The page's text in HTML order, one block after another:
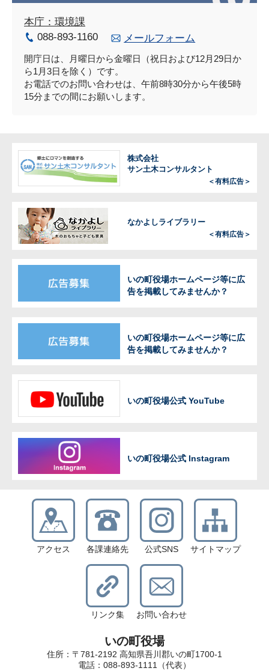
本庁：環境課
088-893-1160
メールフォーム
開庁日は、月曜日から金曜日（祝日および12月29日か
ら1月3日を除く）です。
お電話でのお問い合わせは、午前8時30分から午後5時
15分までの間にお願いします。
株式会社
サン土木コンサルタント
＜有料広告＞
なかよしライブラリー
＜有料広告＞
いの町役場ホームページ等に広
告を掲載してみませんか？
いの町役場ホームページ等に広
告を掲載してみませんか？
いの町役場公式 YouTube
いの町役場公式 Instagram
いの町役場
住所：〒781-2192 高知県吾川郡いの町1700-1
電話：088-893-1111（代表）
アクセス 各課連絡先 公式SNS サイトマップ
リンク集 お問い合わせ